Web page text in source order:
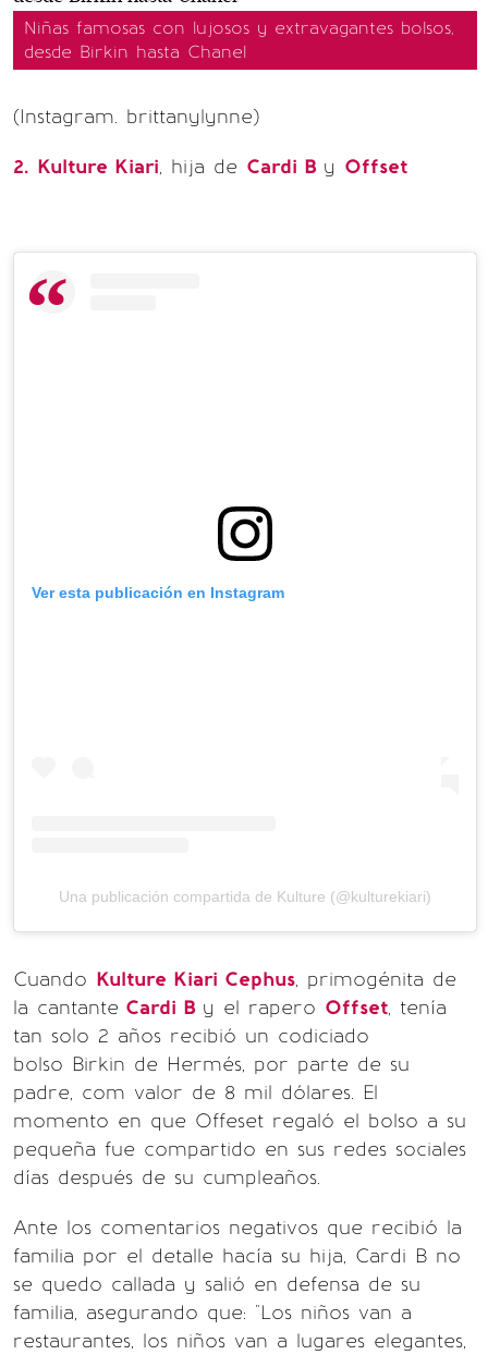
Niñas famosas con lujosos y extravagantes bolsos,
desde Birkin hasta Chanel
(Instagram. brittanylynne)
2. Kulture Kiari, hija de Cardi B y Offset
Ver esta publicación en Instagram
Una publicación compartida de Kulture (@kulturekiari)
Cuando Kulture Kiari Cephus, primogénita de
la cantante Cardi B y el rapero Offset, tenía
tan solo 2 años recibió un codiciado
bolso Birkin de Hermés, por parte de su
padre, com valor de 8 mil dólares. El
momento en que Offeset regaló el bolso a su
pequeña fue compartido en sus redes sociales
días después de su cumpleaños.
Ante los comentarios negativos que recibió la
familia por el detalle hacía su hija, Cardi B no
se quedo callada y salió en defensa de su
familia, asegurando que: "Los niños van a
restaurantes, los niños van a lugares elegantes,